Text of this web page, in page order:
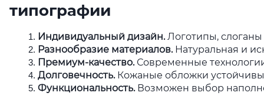
типографии
Индивидуальный дизайн. Логотипы,
Разнообразие материалов. Натуральная и
Премиум-качество. Современные
Долговечность. Кожаные обложки устойчивы
Функциональность. Возможен выбор